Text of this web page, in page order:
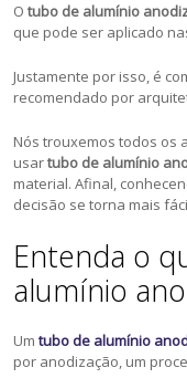
Otubo de alumínio
que pode ser aplicado
Justamente por isso, é
recomendado por
Nós trouxemos todos os
usartubo de alumínio
material. Afinal,
decisão se torna mais
Entenda o
alumínio
Um tubo de alumínio
por anodização, um